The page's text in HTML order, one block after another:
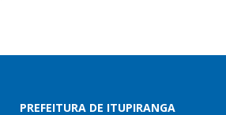
PREFEITURA DE ITUPIRANGA